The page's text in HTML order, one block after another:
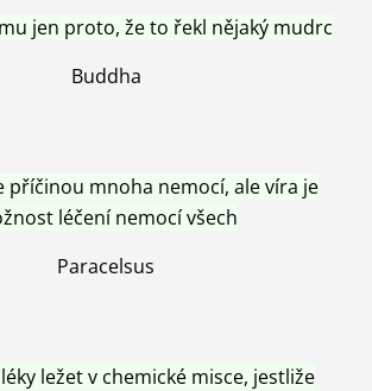
jen proto, že to řekl nějaký mudrc
Buddha
příčinou mnoha nemocí, ale víra je
léčení nemocí všech
Paracelsus
ležet v chemické misce, jestliže